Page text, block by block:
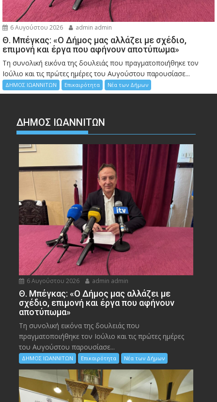
6 Αυγούστου 2026 admin admin
Θ. Μπέγκας: «Ο Δήμος μας αλλάζει με σχέδιο,
επιμονή και έργα που αφήνουν αποτύπωμα»
Τη συνολική εικόνα της δουλειάς που πραγματοποιήθηκε τον
Ιούλιο και τις πρώτες ημέρες του Αυγούστου παρουσίασε...
ΔΗΜΟΣ ΙΩΑΝΝΙΤΩΝ Επικαιρότητα Νέα των Δήμων
ΔΗΜΟΣ ΙΩΑΝΝΙΤΩΝ
6 Αυγούστου 2026 admin admin
Θ. Μπέγκας: «Ο Δήμος μας αλλάζει με
σχέδιο, επιμονή και έργα που αφήνουν
αποτύπωμα»
Τη συνολική εικόνα της δουλειάς που
πραγματοποιήθηκε τον Ιούλιο και τις πρώτες ημέρες
του Αυγούστου παρουσίασε...
ΔΗΜΟΣ ΙΩΑΝΝΙΤΩΝ Επικαιρότητα Νέα των Δήμων